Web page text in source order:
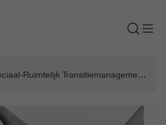
Master Sociaal-Ruimtelijk Transitiemanagement (deeltijd)